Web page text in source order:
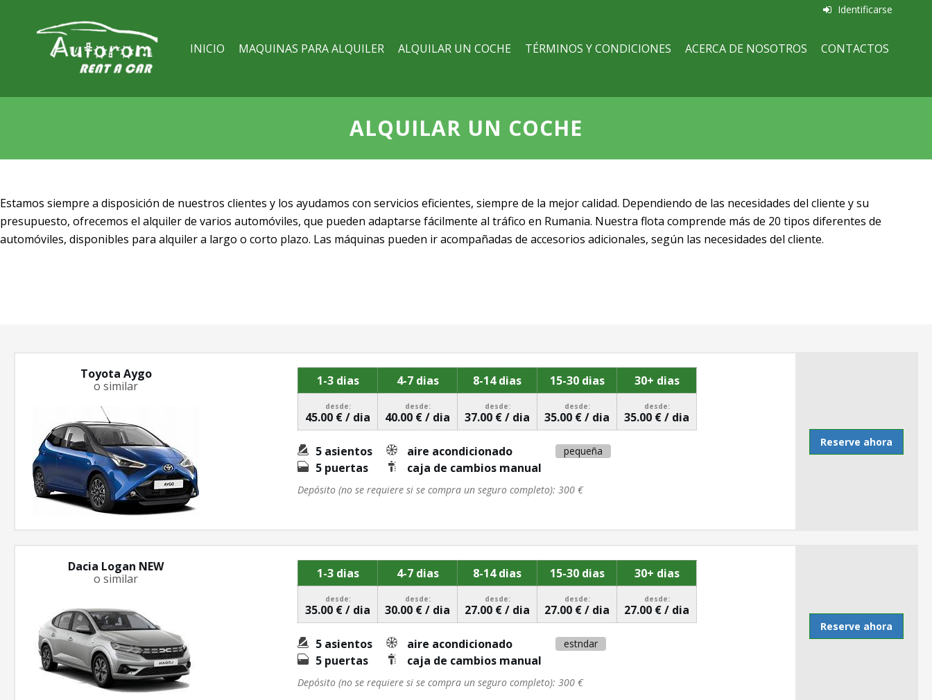
Identificarse
INICIO MAQUINAS PARA ALQUILER ALQUILAR UN COCHE TÉRMINOS Y CONDICIONES ACERCA DE NOSOTROS CONTACTOS
ALQUILAR UN COCHE
Estamos siempre a disposición de nuestros clientes y los ayudamos con servicios eficientes, siempre de la mejor calidad. Dependiendo de las necesidades del cliente y su
presupuesto, ofrecemos el alquiler de varios automóviles, que pueden adaptarse fácilmente al tráfico en Rumania. Nuestra flota comprende más de 20 tipos diferentes de
automóviles, disponibles para alquiler a largo o corto plazo. Las máquinas pueden ir acompañadas de accesorios adicionales, según las necesidades del cliente.
Toyota Aygo
o similar
1-3 dias 4-7 dias 8-14 dias 15-30 dias 30+ dias
desde:
45.00 € / dia
desde:
40.00 € / dia
desde:
37.00 € / dia
desde:
35.00 € / dia
desde:
35.00 € / dia
5 asientos
5 puertas
aire acondicionado
caja de cambios manual
pequeña
Depósito (no se requiere si se compra un seguro completo): 300 €
Reserve ahora
Dacia Logan NEW
o similar
1-3 dias 4-7 dias 8-14 dias 15-30 dias 30+ dias
desde:
35.00 € / dia
desde:
30.00 € / dia
desde:
27.00 € / dia
desde:
27.00 € / dia
desde:
27.00 € / dia
5 asientos
5 puertas
aire acondicionado
caja de cambios manual
estndar
Depósito (no se requiere si se compra un seguro completo): 300 €
Reserve ahora